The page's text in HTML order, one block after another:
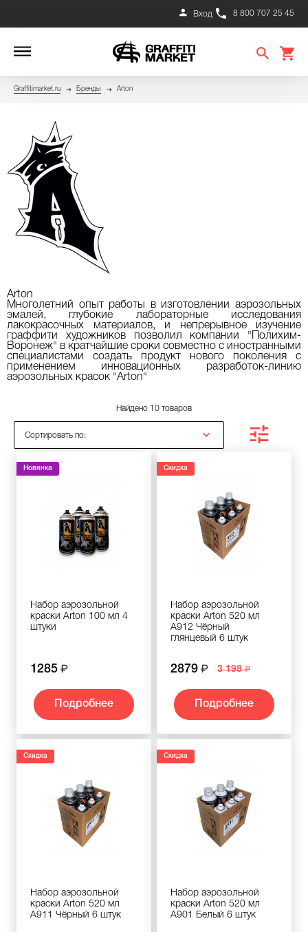
8 800 707 25 45
Вход
Graffitimarket.ru Бренды Arton
Arton
Многолетний опыт работы в изготовлении аэрозольных
эмалей, глубокие лабораторные исследования
лакокрасочных материалов, и непрерывное изучение
граффити художников позволил компании "Полихим-
Воронеж" в кратчайшие сроки совместно с иностранными
специалистами создать продукт нового поколения с
применением инновационных разработок-линию
аэрозольных красок "Arton"
Найдено 10 товаров
Сортировать по:
Новинка
Набор аэрозольной
краски Arton 100 мл 4
штуки
1285
Подробнее
Скидка
Набор аэрозольной
краски Arton 520 мл
A912 Чёрный
глянцевый 6 штук
2879 3 198
Подробнее
Скидка
Набор аэрозольной
краски Arton 520 мл
A911 Чёрный 6 штук
Скидка
Набор аэрозольной
краски Arton 520 мл
A901 Белый 6 штук